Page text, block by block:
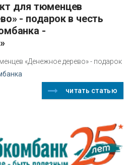
- подарок в честь
-
«Денежное дерево» - подарок
читать статью